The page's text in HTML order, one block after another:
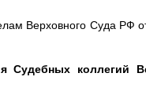
Верховного Суда РФ
Судебных коллегий